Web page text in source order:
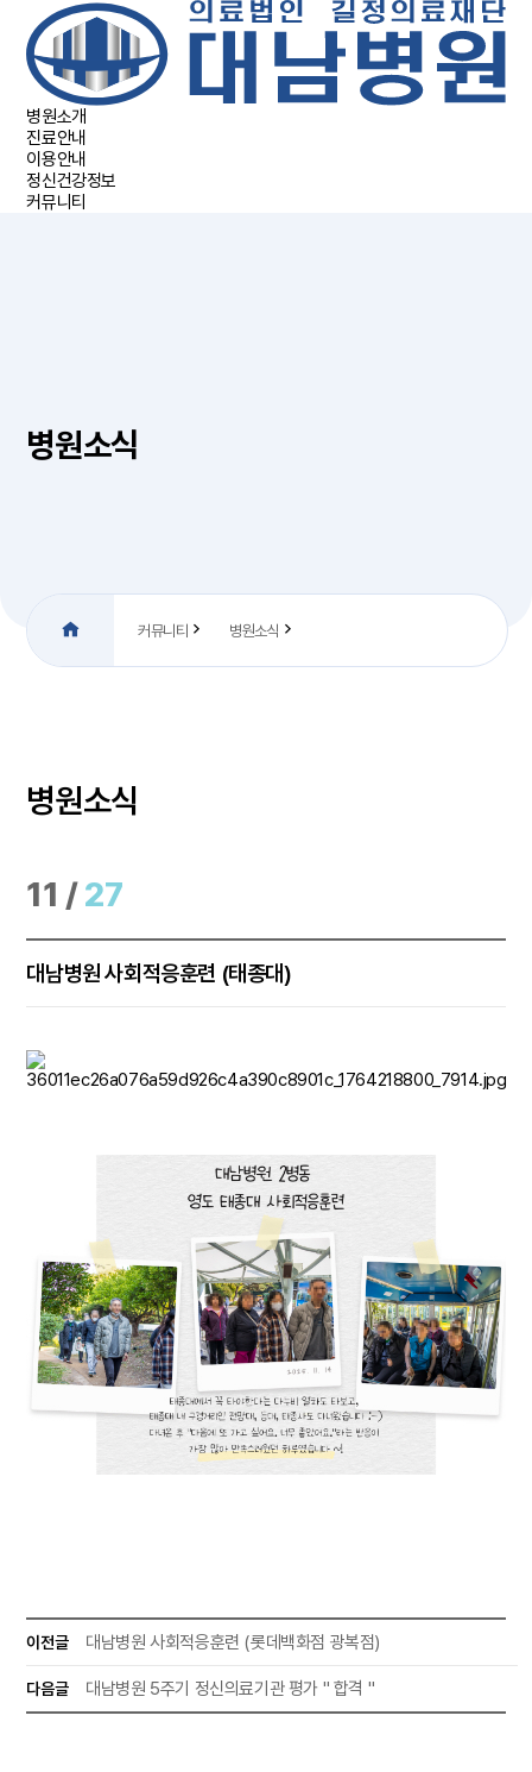
병원소개
진료안내
이용안내
정신건강정보
커뮤니티
병원소식
커뮤니티 병원소식
병원소식
11 /27
대남병원 사회적응훈련 (태종대)
이전글 대남병원 사회적응훈련 (롯데백화점 광복점)
대남병원 5주기 정신의료기관 평가 " 합격 "
다음글